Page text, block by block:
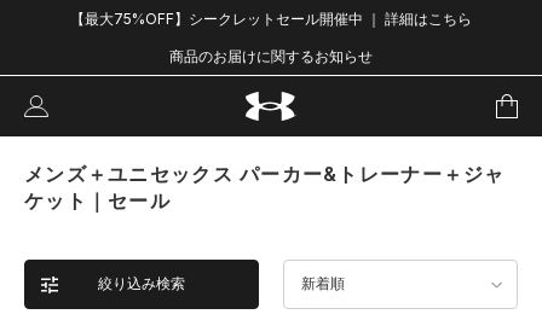
【最大75%OFF】シークレットセール開催中 ｜ 詳細はこちら
商品のお届けに関するお知らせ
メンズ＋ユニセックス パーカー&トレーナー＋ジャ
ケット｜セール
絞り込み検索 新着順